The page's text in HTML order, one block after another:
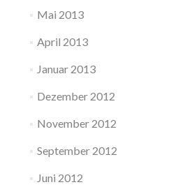
Mai 2013
April 2013
Januar 2013
Dezember 2012
November 2012
September 2012
Juni 2012